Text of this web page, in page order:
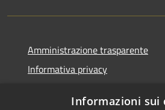
Amministrazione trasparente
Informativa privacy
Informazioni sui